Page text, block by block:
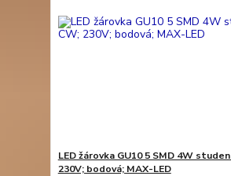
LED žárovka GU10 5 SMD 4W
230V; bodová; MAX-LED